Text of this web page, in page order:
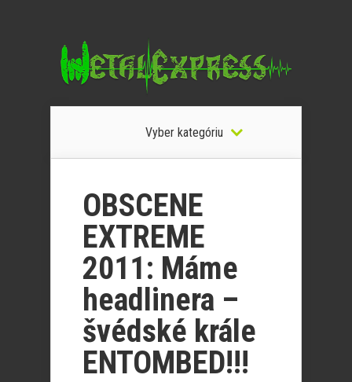
Vyber kategóriu
OBSCENE
EXTREME
2011: Máme
headlinera –
švédské krále
ENTOMBED!!!